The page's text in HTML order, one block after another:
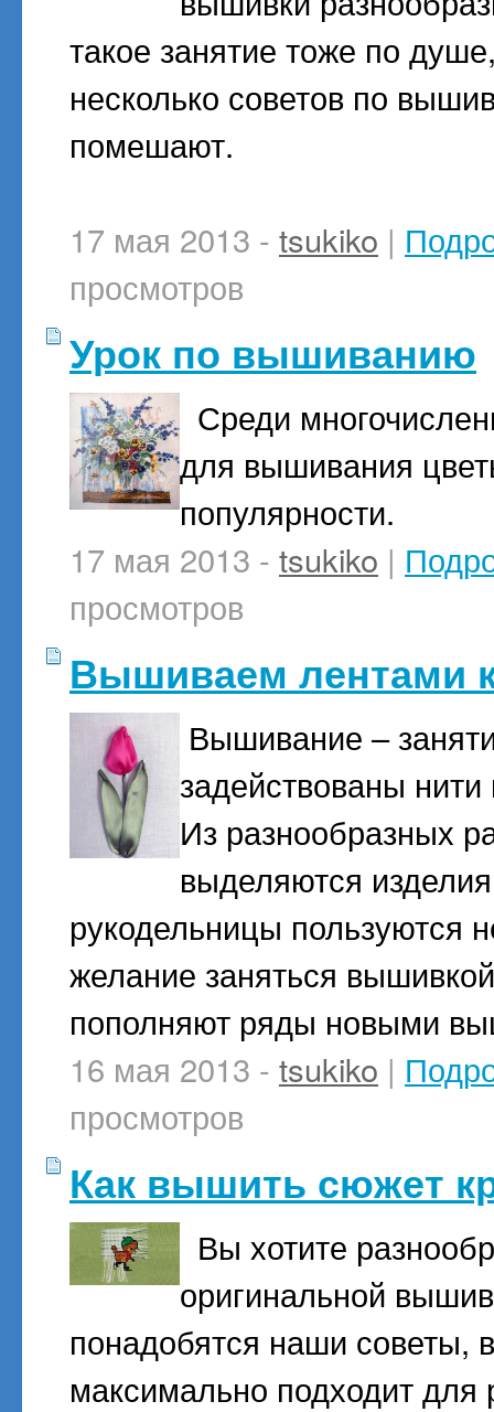
такое занятие тоже по
несколько советов по
помешают.
17 мая 2013 - tsukiko |
просмотров
Урок по вышиванию
Среди
для вышивания
популярности.
17 мая 2013 - tsukiko |
просмотров
Вышиваем лентами
Вышивание –
задействованы
Из разнообразных
выделяются
рукодельницы пользуются
желание заняться
пополняют ряды новыми
16 мая 2013 - tsukiko |
просмотров
Как вышить сюжет
Вы хотите
оригинальной
понадобятся наши советы,
максимально подходит